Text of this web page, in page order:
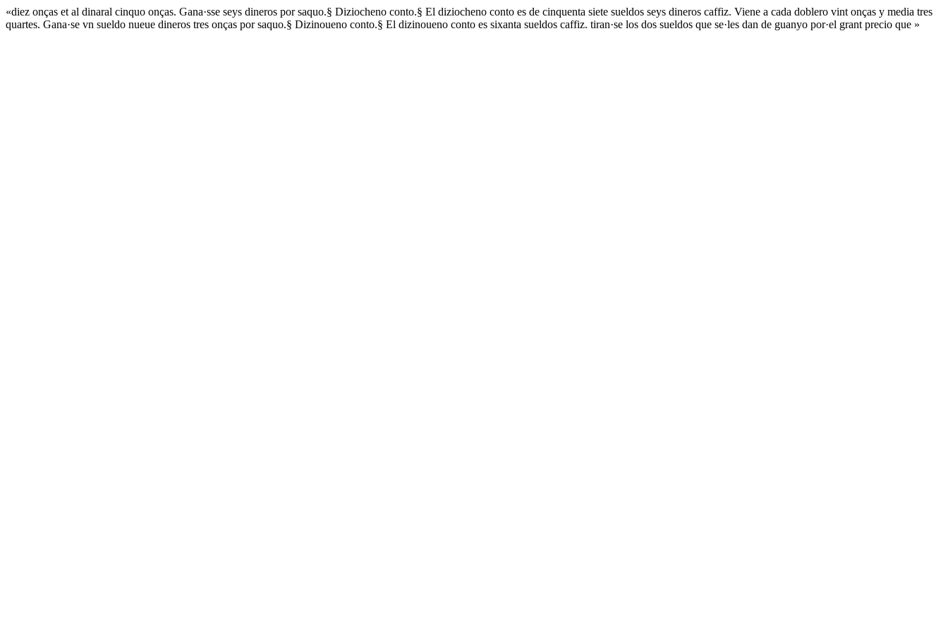
«diez onças et al dinaral cinquo onças. Gana·sse seys dineros por saquo.§ Diziocheno conto.§ El diziocheno conto es de cinquenta siete sueldos seys dineros caffiz. Viene a cada doblero vint onças y media tres
quartes. Gana·se vn sueldo nueue dineros tres onças por saquo.§ Dizinoueno conto.§ El dizinoueno conto es sixanta sueldos caffiz. tiran·se los dos sueldos que se·les dan de guanyo por·el grant precio que »